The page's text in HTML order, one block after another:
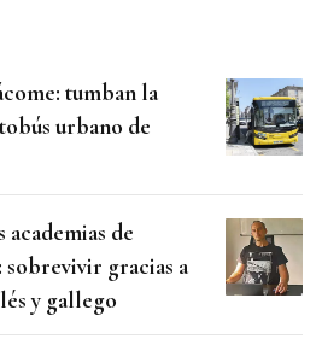
tumban la
urbano de
academias de
sobrevivir gracias a
y gallego